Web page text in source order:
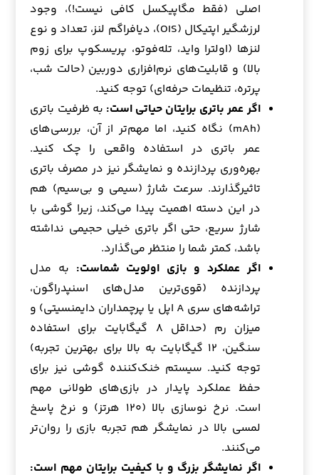
اصلی (فقط مگاپیکسل کافی نیست!)، وجود
لرزشگیر اپتیکال (OIS)، دیافراگم لنز، تعداد و نوع
لنزها (اولترا واید، تله‌فوتو، پریسکوپ برای زوم
بالا) و قابلیت‌های نرم‌افزاری دوربین (حالت شب،
پرتره، تنظیمات حرفه‌ای) توجه کنید.
اگر عمر باتری برایتان حیاتی است: به ظرفیت باتری
(mAh) نگاه کنید، اما مهم‌تر از آن، بررسی‌های
عمر باتری در استفاده واقعی را چک کنید.
بهره‌وری پردازنده و نمایشگر نیز در مصرف باتری
تاثیرگذارند. سرعت شارژ (سیمی و بی‌سیم) هم
در این دسته اهمیت پیدا می‌کند، زیرا گوشی با
شارژ سریع، حتی اگر باتری خیلی حجیمی نداشته
باشد، کمتر شما را منتظر می‌گذارد.
اگر عملکرد و بازی اولویت شماست: به مدل
پردازنده (قوی‌ترین مدل‌های اسنپدراگون،
تراشه‌های سری A اپل یا پرچمداران دایمنسیتی) و
میزان رم (حداقل ۸ گیگابایت برای استفاده
سنگین، ۱۲ گیگابایت به بالا برای بهترین تجربه)
توجه کنید. سیستم خنک‌کننده گوشی نیز برای
حفظ عملکرد پایدار در بازی‌های طولانی مهم
است. نرخ نوسازی بالا (۱۲۰ هرتز) و نرخ پاسخ
لمسی بالا در نمایشگر هم تجربه بازی را روان‌تر
می‌کنند.
اگر نمایشگر بزرگ و با کیفیت برایتان مهم است: